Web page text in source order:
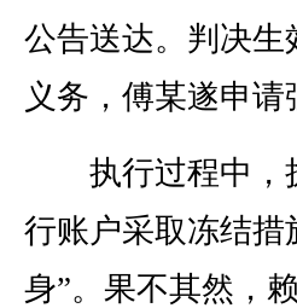
公告送达。判决
义务，傅某遂申请
执行过程中，
行账户采取冻结措
身”。果不其然，